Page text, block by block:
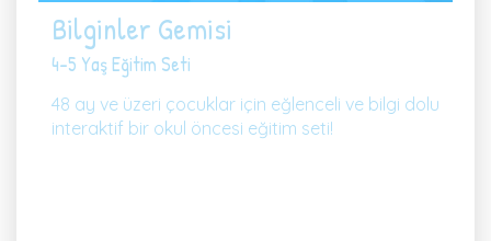
Bilginler Gemisi
4-5 Yaş Eğitim Seti
48 ay ve üzeri çocuklar için eğlenceli ve bilgi dolu
interaktif bir okul öncesi eğitim seti!